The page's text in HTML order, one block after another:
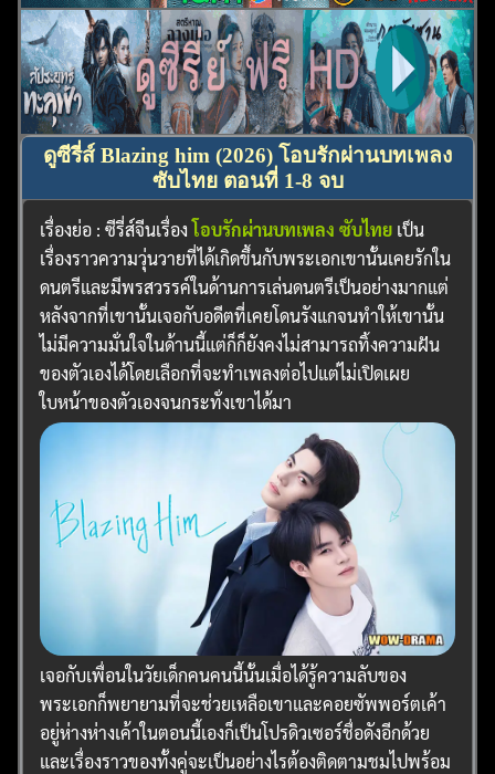
ดูซีรี่ส์ Blazing him (2026) โอบรักผ่านบทเพลง
ซับไทย ตอนที่ 1-8 จบ
เรื่องย่อ : ซีรี่ส์จีนเรื่องโอบรักผ่านบทเพลง ซับไทย เป็น
เรื่องราวความวุ่นวายที่ได้เกิดขึ้นกับพระเอกเขานั้นเคยรักใน
ดนตรีและมีพรสวรรค์ในด้านการเล่นดนตรีเป็นอย่างมากแต่
หลังจากที่เขานั้นเจอกับอดีตที่เคยโดนรังแกจนทำให้เขานั้น
ไม่มีความมั่นใจในด้านนี้แต่ก็ก็ยังคงไม่สามารถทิ้งความฝัน
ของตัวเองได้โดยเลือกที่จะทำเพลงต่อไปแต่ไม่เปิดเผย
ใบหน้าของตัวเองจนกระทั่งเขาได้มา
เจอกับเพื่อนในวัยเด็กคนคนนี้นั้นเมื่อได้รู้ความลับของ
พระเอกก็พยายามที่จะช่วยเหลือเขาและคอยซัพพอร์ตเค้า
อยู่ห่างห่างเค้าในตอนนี้เองก็เป็นโปรดิวเซอร์ชื่อดังอีกด้วย
และเรื่องราวของทั้งคู่จะเป็นอย่างไรต้องติดตามชมไปพร้อม